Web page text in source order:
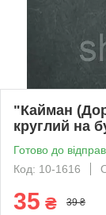
"Кайман
круглий на
Готово до
Код: 10-1616
35 ₴ 39 ₴